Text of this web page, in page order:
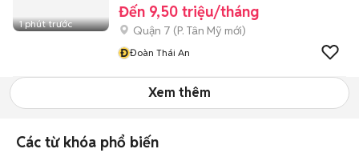
1 phút trước
Đến 9,50 triệu/tháng
Quận 7 (P. Tân Mỹ mới)
ĐĐoàn Thái An
Xem thêm
Các từ khóa phổ biến